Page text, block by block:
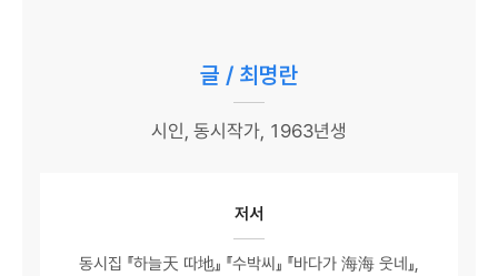
글 / 최명란
시인, 동시작가, 1963년생
저서
동시집 『하늘天 따地』 『수박씨』 『바다가 海海 웃네』,